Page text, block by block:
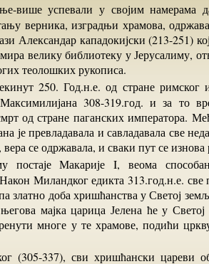
верника, изградњи храмова,
Александар кападокијски (213-251)
велику библиотеку у Јерусалиму,
теолошких рукописа.
308-319.год. и за то
од стране паганских императора.
је превладавала и савладавала све
се одржавала, и сваки пут се изнова
Миландког едикта 313.год.н.е. све
златно доба хришћанства у Светој
мајка царица Јелена ће у
многе у те храмове, подићи